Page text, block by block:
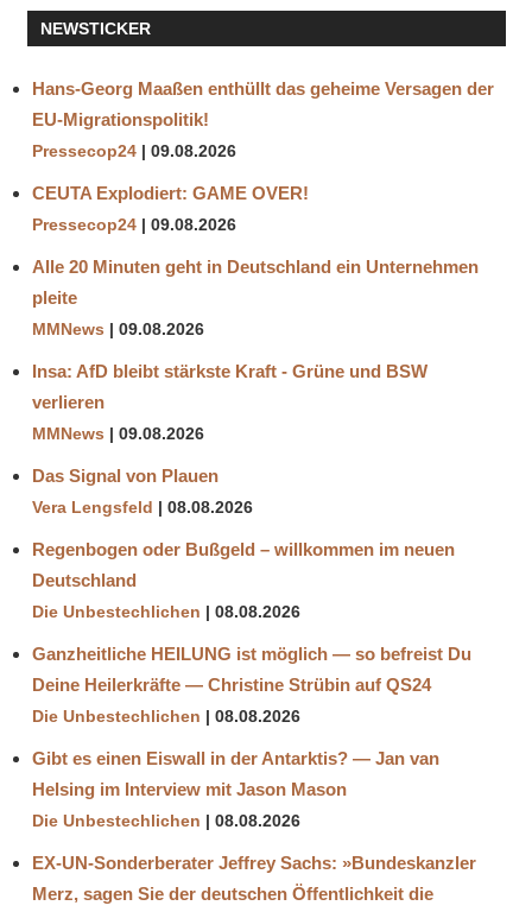
IRISCHE
REGIERUNG
IRLAND
ISOLAT
MASSHNAHMEN
PROF.
SARS-
COV-
2-
SOCIAL
DISTANCING
STUDIEN
NEWSTICKER
Hans-Georg Maaßen enthüllt das geheime Versagen der
EU-Migrationspolitik!
Pressecop24 09.08.2026
CEUTA Explodiert: GAME OVER!
Pressecop24 09.08.2026
Alle 20 Minuten geht in Deutschland ein Unternehmen
pleite
MMNews 09.08.2026
Insa: AfD bleibt stärkste Kraft - Grüne und BSW
verlieren
MMNews 09.08.2026
Das Signal von Plauen
Vera Lengsfeld 08.08.2026
Regenbogen oder Bußgeld – willkommen im neuen
Deutschland
Die Unbestechlichen 08.08.2026
Ganzheitliche HEILUNG ist möglich — so befreist Du
Deine Heilerkräfte — Christine Strübin auf QS24
Die Unbestechlichen 08.08.2026
Gibt es einen Eiswall in der Antarktis? — Jan van
Helsing im Interview mit Jason Mason
Die Unbestechlichen 08.08.2026
EX-UN-Sonderberater Jeffrey Sachs: »Bundeskanzler
Merz, sagen Sie der deutschen Öffentlichkeit die